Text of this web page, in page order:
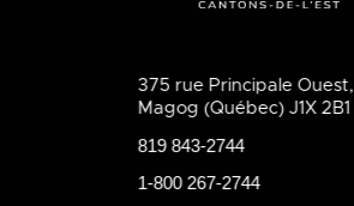
375 rue Principale Ouest,
Magog (Québec) J1X 2B1
819 843-2744
1-800 267-2744